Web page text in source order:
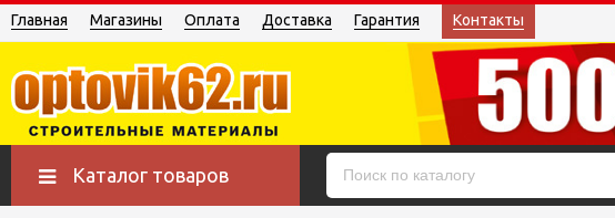
Главная Магазины Оплата Доставка Гарантия Контакты
Каталог товаров